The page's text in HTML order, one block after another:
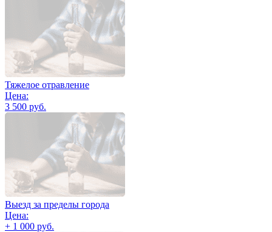
Тяжелое отравление
Цена:
3 500 руб.
Выезд за пределы города
Цена:
+ 1 000 руб.